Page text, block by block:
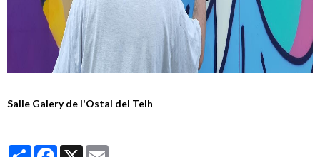
Salle Galery de l'Ostal del Telh
PartagerFacebook
X